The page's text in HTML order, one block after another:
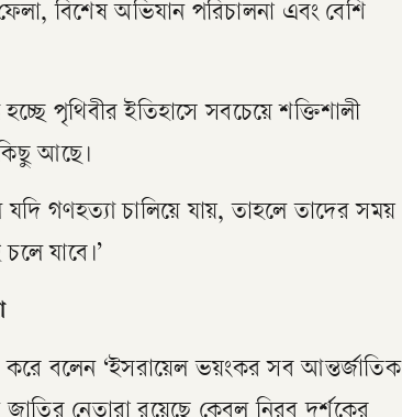
বিশেষ অভিযান পরিচালনা এবং বেশি
পৃথিবীর ইতিহাসে সবচেয়ে শক্তিশালী
আছে।
গণহত্যা চালিয়ে যায়, তাহলে তাদের সময়
যাবে।’
করে বলেন ‘ইসরায়েল ভয়ংকর সব আন্তর্জাতিক